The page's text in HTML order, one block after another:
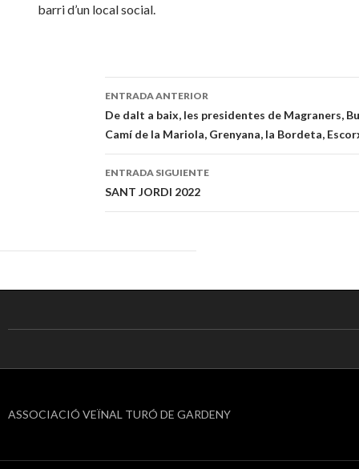
barri d’un local social.
Navegación
de
entradas
ENTRADA ANTERIOR
De dalt a baix, les presidentes de Magraners,
Camí de la Mariola, Grenyana, la Bordeta,
ENTRADA SIGUIENTE
SANT JORDI 2022
ASSOCIACIÓ VEÏNAL TURÓ DE GARDENY